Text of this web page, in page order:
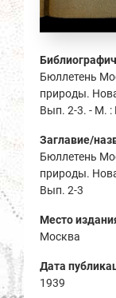
Бюллетень
природы.
Вып. 2-3. - М. :
Заглавие/
Бюллетень
природы.
Вып. 2-3
Место
Москва
Дата
1939